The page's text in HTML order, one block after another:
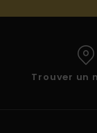
Trouver un